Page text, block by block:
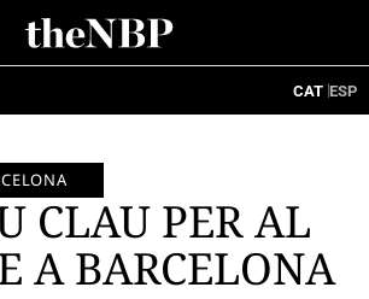
CAT ESP
CLAU PER AL
A BARCELONA